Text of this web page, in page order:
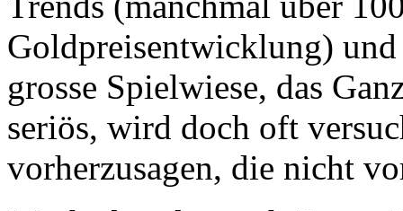
Goldpreisentwicklung) und
grosse Spielwiese, das
seriös, wird doch oft
vorherzusagen, die nicht